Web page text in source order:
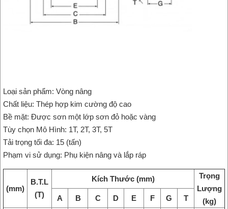
Loại sản phẩm: Vòng nâng
Chất liệu: Thép hợp kim cường độ cao
Bề mặt: Được sơn một lớp sơn đỏ hoặc vàng
Tùy chọn Mô Hình: 1T, 2T, 3T, 5T
Tải trọng tối đa: 15 (tấn)
Phạm vi sử dụng: Phụ kiện nâng và lắp ráp
(mm)
B.T.L
(T)
Kích Thước (mm)
Trọng
Lượng
(kg)
A B C D E F G
T